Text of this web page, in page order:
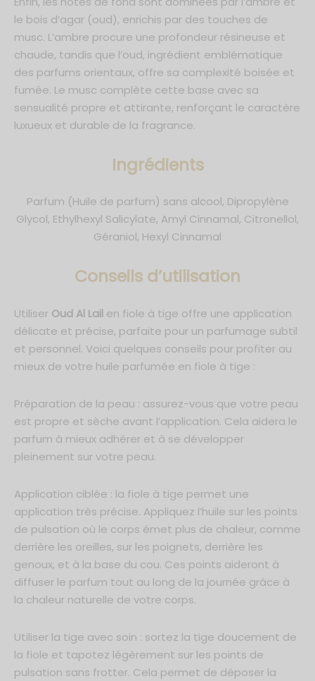
le bois d’agar (oud), enrichis par des touches de
musc. L’ambre procure une profondeur résineuse et
chaude, tandis que l’oud, ingrédient emblématique
des parfums orientaux, offre sa complexité boisée et
fumée. Le musc complète cette base avec sa
sensualité propre et attirante, renforçant le caractère
luxueux et durable de la fragrance.
Ingrédients
Parfum (Huile de parfum) sans alcool, Dipropylène
Glycol, Ethylhexyl Salicylate, Amyl Cinnamal, Citronellol,
Géraniol, Hexyl Cinnamal
Conseils d’utilisation
Utiliser Oud Al Lail en fiole à tige offre une application
délicate et précise, parfaite pour un parfumage subtil
et personnel. Voici quelques conseils pour profiter au
mieux de votre huile parfumée en fiole à tige :
Préparation de la peau : assurez-vous que votre peau
est propre et sèche avant l’application. Cela aidera le
parfum à mieux adhérer et à se développer
pleinement sur votre peau.
Application ciblée : la fiole à tige permet une
application très précise. Appliquez l’huile sur les points
de pulsation où le corps émet plus de chaleur, comme
derrière les oreilles, sur les poignets, derrière les
genoux, et à la base du cou. Ces points aideront à
diffuser le parfum tout au long de la journée grâce à
la chaleur naturelle de votre corps.
Utiliser la tige avec soin : sortez la tige doucement de
la fiole et tapotez légèrement sur les points de
pulsation sans frotter. Cela permet de déposer la